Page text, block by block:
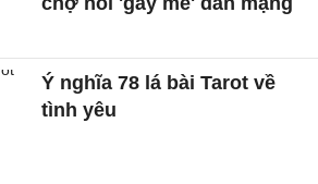
Ý nghĩa 78 lá bài Tarot về
tình yêu